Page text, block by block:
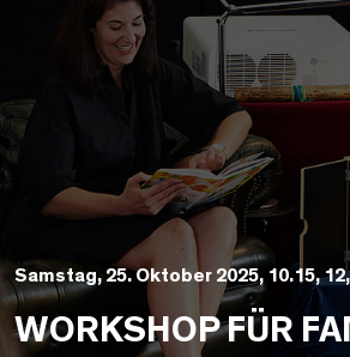
Samstag, 25. Oktober 2025, 10.15,
WORKSHOP FÜR